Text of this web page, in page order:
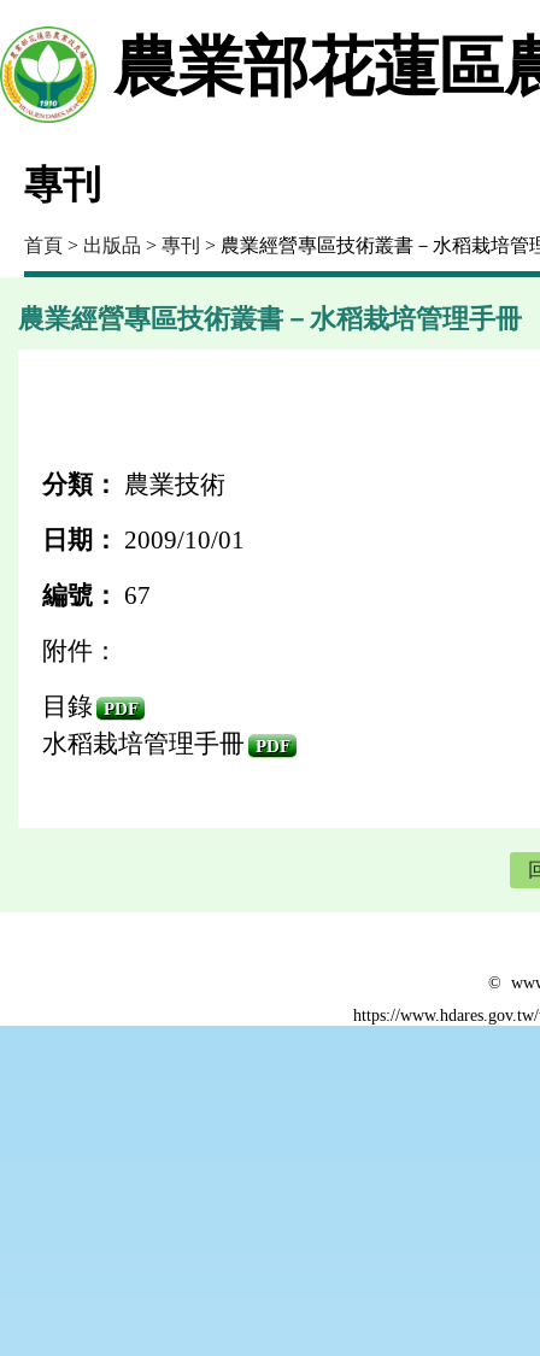
農業部花蓮區
專刊
首頁 > 出版品 > 專刊 > 農業經營專區技術叢書－水稻栽培管
農業經營專區技術叢書－水稻栽培管理手冊
分類： 農業技術
日期： 2009/10/01
編號： 67
附件：
目錄 PDF
水稻栽培管理手冊 PDF
©
https://